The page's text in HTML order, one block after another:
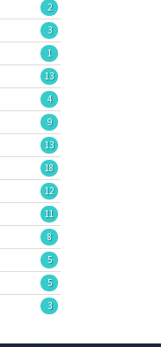
2
3
1
13
4
9
13
18
12
11
8
5
5
3